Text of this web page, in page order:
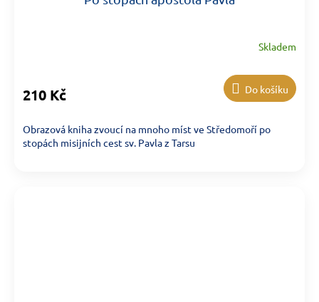
Skladem
210 Kč Do košíku
Obrazová kniha zvoucí na mnoho míst ve Středomoří po
stopách misijních cest sv. Pavla z Tarsu